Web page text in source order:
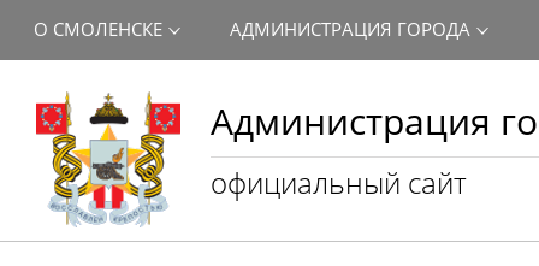
Администрация
официальный сайт
О СМОЛЕНСКЕ АДМИНИСТРАЦИЯ ГОРОДА